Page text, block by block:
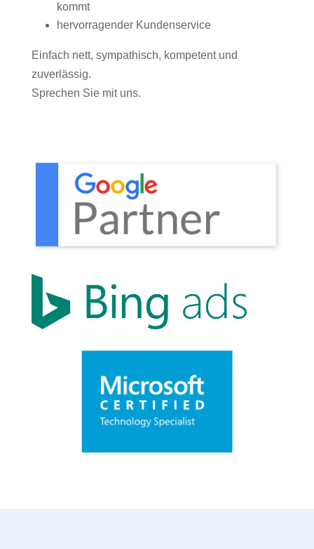
kommt
hervorragender Kundenservice
Einfach nett, sympathisch, kompetent und
zuverlässig.
Sprechen Sie mit uns.